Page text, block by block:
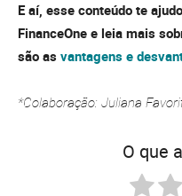
E aí, esse conteúdo te
FinanceOne e leia mais
são as vantagens e
*Colaboração: Juliana
O que